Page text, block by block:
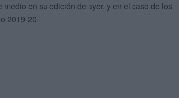
en su edición de ayer, y en el caso de los
2019-20.